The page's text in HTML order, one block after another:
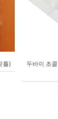
틀)
두바이 초